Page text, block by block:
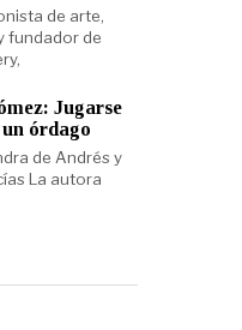
de arte,
fundador de
Jugarse
órdago
de Andrés y
La autora